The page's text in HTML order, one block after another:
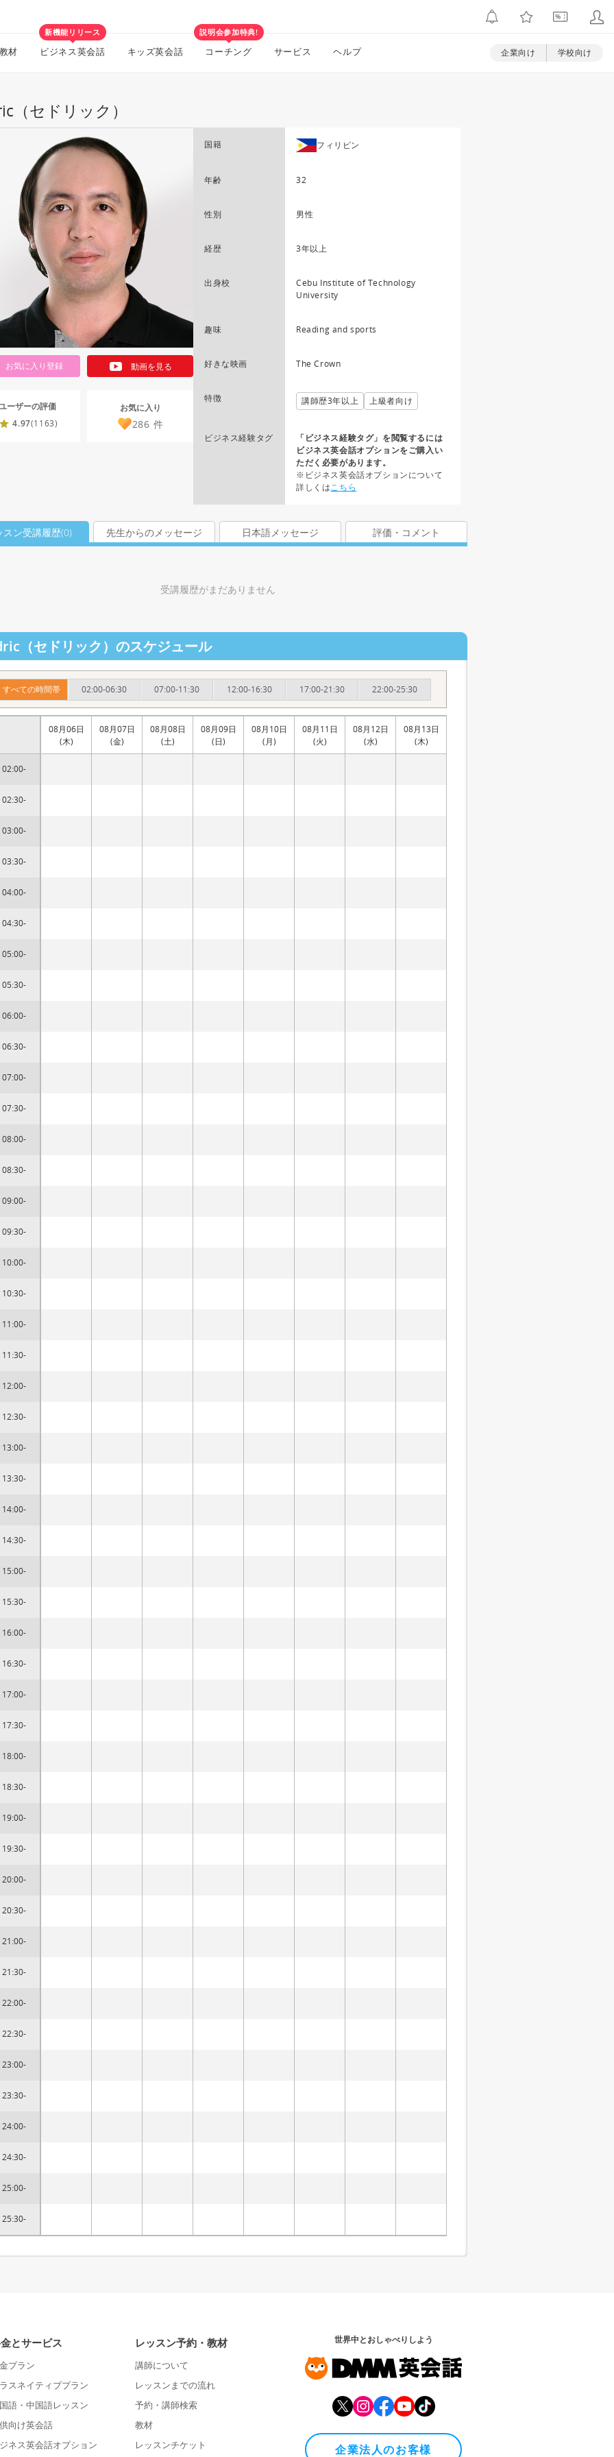
材
新機能リリース
ビジネス英会話 キッズ英会話
説明会参加特典!
コーチング サービス ヘルプ 企業向け 学校向け
（セドリック）
お気に入り登録 動画を見る
ーザーの評価
4.97(1163)
お気に入り
286 件
国籍 フィリピン
年齢 32
性別 男性
経歴 3年以上
出身校
Cebu Institute of Technology
University
趣味 Reading and sports
好きな映画 The Crown
特徴 講師歴3年以上 上級者向け
ビジネス経験タグ
「ビジネス経験タグ」を閲覧するには
ビジネス英会話オプションをご購入い
ただく必要があります。
※ビジネス英会話オプションについて
詳しくはこちら
スン受講履歴(0) 先生からのメッセージ 日本語メッセージ 評価・コメント
受講履歴がまだありません
（セドリック）のスケジュール
すべての時間帯 02:00-06:30 07:00-11:30 12:00-16:30 17:00-21:30 22:00-25:30
02:00-
02:30-
03:00-
03:30-
04:00-
04:30-
05:00-
05:30-
06:00-
06:30-
07:00-
07:30-
08:00-
08:30-
09:00-
09:30-
10:00-
10:30-
11:00-
11:30-
12:00-
12:30-
13:00-
13:30-
14:00-
14:30-
15:00-
15:30-
16:00-
16:30-
17:00-
17:30-
18:00-
18:30-
19:00-
19:30-
20:00-
20:30-
21:00-
21:30-
22:00-
22:30-
23:00-
23:30-
24:00-
24:30-
25:00-
25:30-
08月06日
(木)
08月07日
(金)
08月08日
(土)
08月09日
(日)
08月10日
(月)
08月11日
(火)
08月12日
(水)
08月13日
(木)
とサービス
プラン
スネイティブプラン
語・中国語レッスン
向け英会話
ネス英会話オプション
レッスン予約・教材
講師について
レッスンまでの流れ
予約・講師検索
教材
レッスンチケット
世界中とおしゃべりしよう
企業法人のお客様